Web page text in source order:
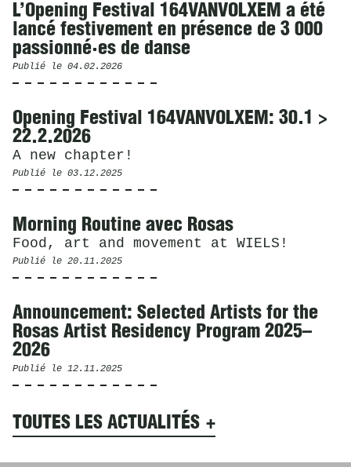
L’Opening Festival 164VANVOLXEM a été
lancé festivement en présence de 3 000
passionné·es de danse
Publié le 04.02.2026
Opening Festival 164VANVOLXEM: 30.1 >
22.2.2026
A new chapter!
Publié le 03.12.2025
Morning Routine avec Rosas
Food, art and movement at WIELS!
Publié le 20.11.2025
Announcement: Selected Artists for the
Rosas Artist Residency Program 2025–
2026
Publié le 12.11.2025
TOUTES LES ACTUALITÉS